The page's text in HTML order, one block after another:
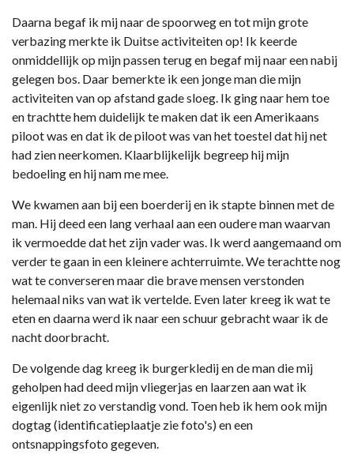
Daarna begaf ik mij naar de spoorweg en tot mijn grote
verbazing merkte ik Duitse activiteiten op! Ik keerde
onmiddellijk op mijn passen terug en begaf mij naar een nabij
gelegen bos. Daar bemerkte ik een jonge man die mijn
activiteiten van op afstand gade sloeg. Ik ging naar hem toe
en trachtte hem duidelijk te maken dat ik een Amerikaans
piloot was en dat ik de piloot was van het toestel dat hij net
had zien neerkomen. Klaarblijkelijk begreep hij mijn
bedoeling en hij nam me mee.
We kwamen aan bij een boerderij en ik stapte binnen met de
man. Hij deed een lang verhaal aan een oudere man waarvan
ik vermoedde dat het zijn vader was. Ik werd aangemaand om
verder te gaan in een kleinere achterruimte. We terachtte nog
wat te converseren maar die brave mensen verstonden
helemaal niks van wat ik vertelde. Even later kreeg ik wat te
eten en daarna werd ik naar een schuur gebracht waar ik de
nacht doorbracht.
De volgende dag kreeg ik burgerkledij en de man die mij
geholpen had deed mijn vliegerjas en laarzen aan wat ik
eigenlijk niet zo verstandig vond. Toen heb ik hem ook mijn
dogtag (identificatieplaatje zie foto's) en een
ontsnappingsfoto gegeven.